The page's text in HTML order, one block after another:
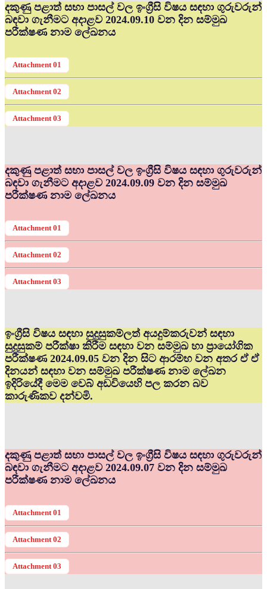
දකුණු පළාත් සභා පාසල් වල ඉංග්‍රීසි විෂය සඳහා ගුරුවරුන්
බඳවා ගැනීමට අදාළව 2024.09.10 වන දින සම්මුඛ
පරීක්ෂණ නාම ලේඛනය
Attachment 01
Attachment 02
Attachment 03
දකුණු පළාත් සභා පාසල් වල ඉංග්‍රීසි විෂය සඳහා ගුරුවරුන්
බඳවා ගැනීමට අදාළව 2024.09.09 වන දින සම්මුඛ
පරීක්ෂණ නාම ලේඛනය
Attachment 01
Attachment 02
Attachment 03
ඉංග්‍රීසි විෂය සඳහා සුදුසුකම්ලත් අයදුම්කරුවන් සඳහා
සුදුසුකම් පරීක්ෂා කිරීම සඳහා වන සම්මුඛ හා ප්‍රායෝගික
පරීක්ෂණ 2024.09.05 වන දින සිට ආරම්භ වන අතර ඒ ඒ
දිනයන් සඳහා වන සම්මුඛ පරීක්ෂණ නාම ලේඛන
ඉදිරියේදී මෙම වෙබ් අඩවියෙහි පල කරන බව
කාරුණිකව දන්වමි.
දකුණු පළාත් සභා පාසල් වල ඉංග්‍රීසි විෂය සඳහා ගුරුවරුන්
බඳවා ගැනීමට අදාළව 2024.09.07 වන දින සම්මුඛ
පරීක්ෂණ නාම ලේඛනය
Attachment 01
Attachment 02
Attachment 03